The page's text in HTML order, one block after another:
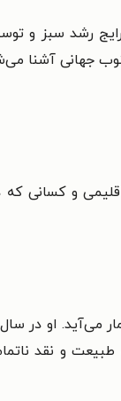
رشد سبز و
جهانی آشنا
و کسانی
مارکس: سرمایه،